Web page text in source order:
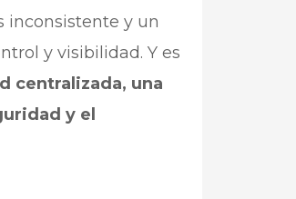
inconsistente y un
y visibilidad. Y es
centralizada, una
y el